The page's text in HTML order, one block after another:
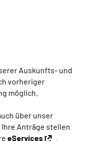
Auskunfts- und
vorheriger
möglich.
über unser
Ihre Anträge stellen
eServices